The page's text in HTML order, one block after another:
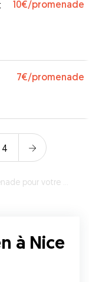
10€/promenade
7€/promenade
4
pour votre chien à Nice
à Nice